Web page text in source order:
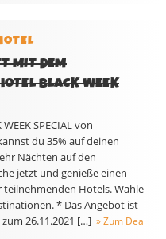
MIT DEM
BLACK WEEK
SPECIAL von
du 35% auf deinen
Nächten auf den
jetzt und genieße einen
Hotels. Wähle
* Das Angebot ist
26.11.2021 […] » Zum Deal